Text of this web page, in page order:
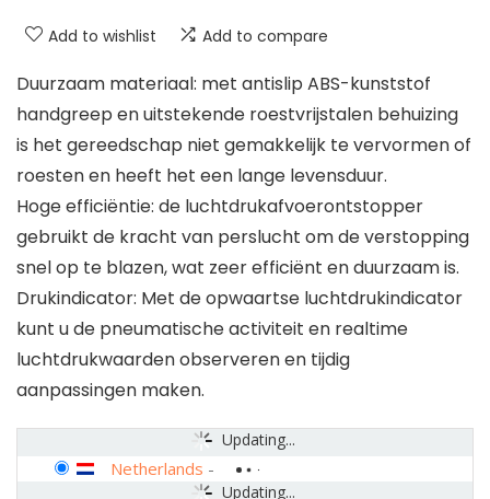
Add to wishlist Add to compare
Duurzaam materiaal: met antislip ABS-kunststof
handgreep en uitstekende roestvrijstalen behuizing
is het gereedschap niet gemakkelijk te vervormen of
roesten en heeft het een lange levensduur.
Hoge efficiëntie: de luchtdrukafvoerontstopper
gebruikt de kracht van perslucht om de verstopping
snel op te blazen, wat zeer efficiënt en duurzaam is.
Drukindicator: Met de opwaartse luchtdrukindicator
kunt u de pneumatische activiteit en realtime
luchtdrukwaarden observeren en tijdig
aanpassingen maken.
Updating...
Updating...
Netherlands -